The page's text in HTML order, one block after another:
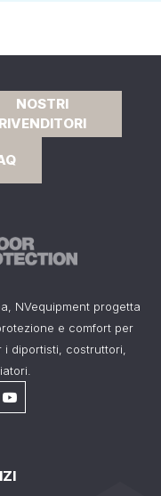
NOSTRI
RIVENDITORI
NVequipment progetta
e comfort per
diportisti, costruttori,